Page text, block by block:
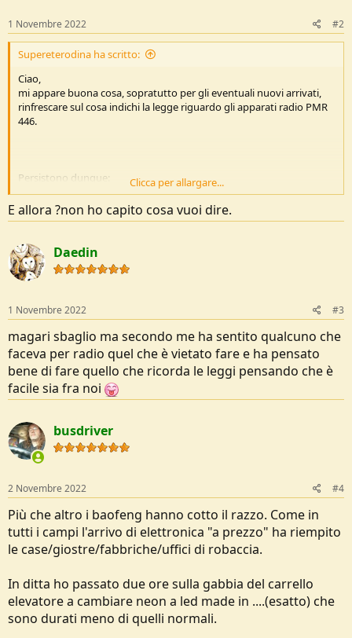
1 Novembre 2022 #2
Supereterodina ha scritto:
Ciao,
mi appare buona cosa, sopratutto per gli eventuali nuovi arrivati,
rinfrescare sul cosa indichi la legge riguardo gli apparati radio PMR
446.
Persistono dunque:
Il Divieto d'uso di apparati non omologati per l'utilizzo in tale
banda (es.Baofeng, Retevis, ecc. ad uso radio amatoriale.)
di potenza, sostituzione antenna, remotizzazione, ecc.)
Il Divieto alla creazione/connessione di/con reti online, reti
offline, link, ponti, ecc.
GHz."
Grazie e buone attività PMR 446.
Clicca per allargare...
E allora ?non ho capito cosa vuoi dire.
Daedin
1 Novembre 2022 #3
magari sbaglio ma secondo me ha sentito qualcuno che
faceva per radio quel che è vietato fare e ha pensato
bene di fare quello che ricorda le leggi pensando che è
facile sia fra noi
busdriver
2 Novembre 2022 #4
Più che altro i baofeng hanno cotto il razzo. Come in
tutti i campi l'arrivo di elettronica "a prezzo" ha riempito
le case/giostre/fabbriche/uffici di robaccia.
In ditta ho passato due ore sulla gabbia del carrello
elevatore a cambiare neon a led made in ....(esatto) che
sono durati meno di quelli normali.